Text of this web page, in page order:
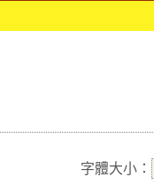
字體大小：